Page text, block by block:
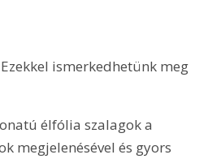
ismerkedhetünk meg
élfólia szalagok a
megjelenésével és gyors